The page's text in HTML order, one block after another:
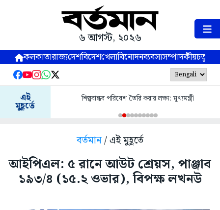
৬ আগস্ট, ২০২৬
কলকাতারাজ্যদেশবিদেশখেলাবিনোদনব্যবসাসম্পাদকীয়
এই
মুহূর্তে
শিল্পবান্ধব পরিবেশ তৈরি করার লক্ষ্য: মুখ্যমন্ত্রী
বর্তমান/ এই মুহূর্তে
আইপিএল: ৫ রানে আউট শ্রেয়স, পাঞ্জাব
১৯৩/৪ (১৫.২ ওভার), বিপক্ষ লখনউ